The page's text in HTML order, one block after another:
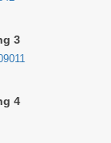
3
4